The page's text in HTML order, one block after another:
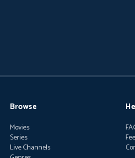
Browse
Movies
Series
Live Channels